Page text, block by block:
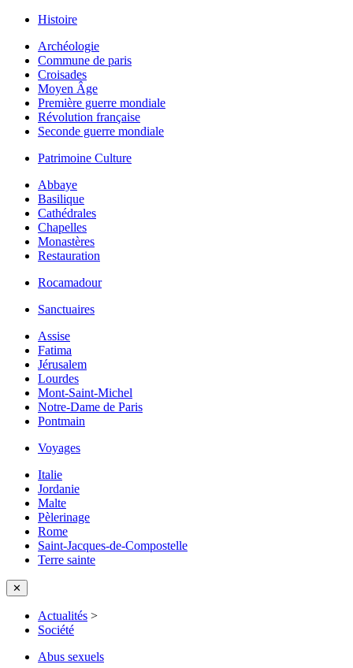
Histoire
Archéologie
Commune de paris
Croisades
Moyen Âge
Première guerre mondiale
Révolution française
Seconde guerre mondiale
Patrimoine Culture
Abbaye
Basilique
Cathédrales
Chapelles
Monastères
Restauration
Rocamadour
Sanctuaires
Assise
Fatima
Jérusalem
Lourdes
Mont-Saint-Michel
Notre-Dame de Paris
Pontmain
Voyages
Italie
Jordanie
Malte
Pèlerinage
Rome
Saint-Jacques-de-Compostelle
Terre sainte
✕
Actualités >
Société
Abus sexuels